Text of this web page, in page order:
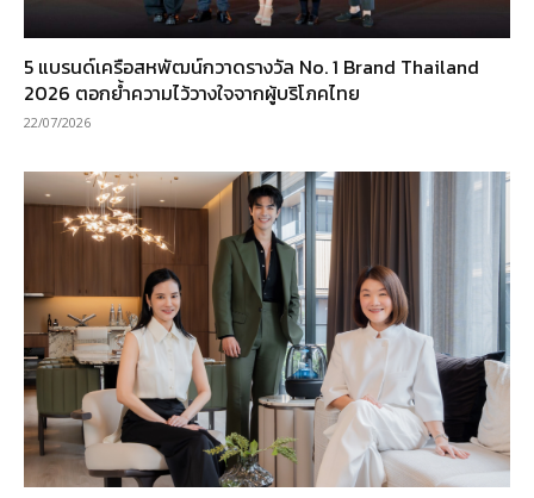
5 แบรนด์เครือสหพัฒน์กวาดรางวัล No. 1 Brand Thailand
2026 ตอกย้ำความไว้วางใจจากผู้บริโภคไทย
22/07/2026